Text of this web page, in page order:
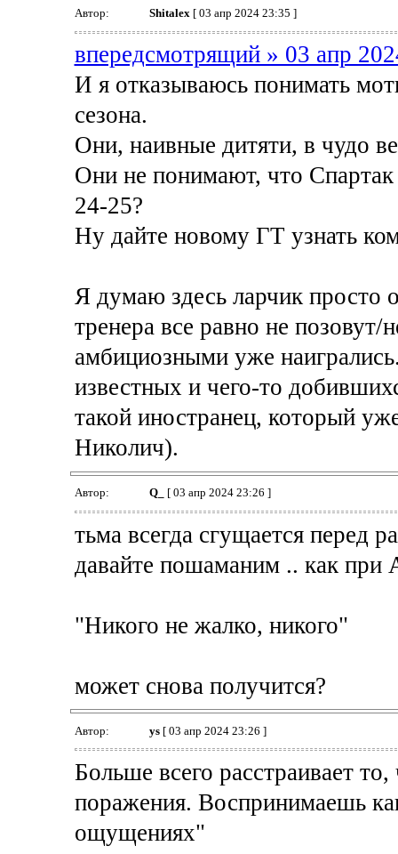
Автор: Shitalex [ 03 апр 2024 23:35 ]
впередсмотрящий » 03 апр
И я отказываюсь понимать
сезона.
Они, наивные дитяти, в чудо
Они не понимают, что Спартак
24-25?
Ну дайте новому ГТ узнать
Я думаю здесь ларчик просто
тренера все равно не
амбициозными уже
известных и чего-то
такой иностранец, который
Николич).
Автор: Q_ [ 03 апр 2024 23:26 ]
тьма всегда сгущается перед
давайте пошаманим .. как при
"Никого не жалко, никого"
может снова получится?
Автор: ys[ 03 апр 2024 23:26 ]
Больше всего расстраивает
поражения. Воспринимаешь
ощущениях"